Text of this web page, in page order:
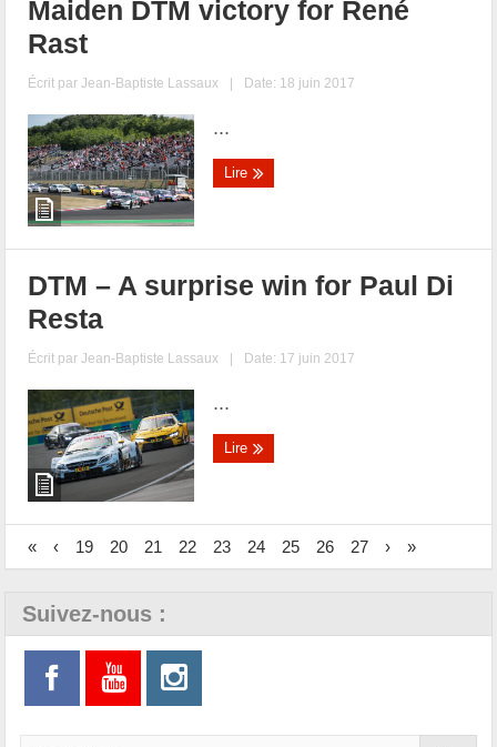
Maiden DTM victory for René
Rast
Écrit parJean-Baptiste Lassaux | Date: 18 juin 2017
...
Lire
DTM – A surprise win for Paul Di
Resta
Écrit parJean-Baptiste Lassaux | Date: 17 juin 2017
...
Lire
« ‹ 19 20 21 22 23 24 25 26 27 › »
Suivez-nous :